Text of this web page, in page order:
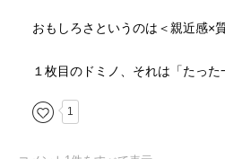
おもしろさというのは＜親近感×
１枚目のドミノ、それは「たった
1